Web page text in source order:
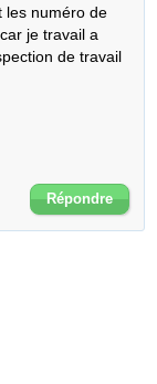
je travail a
de travail
Répondre